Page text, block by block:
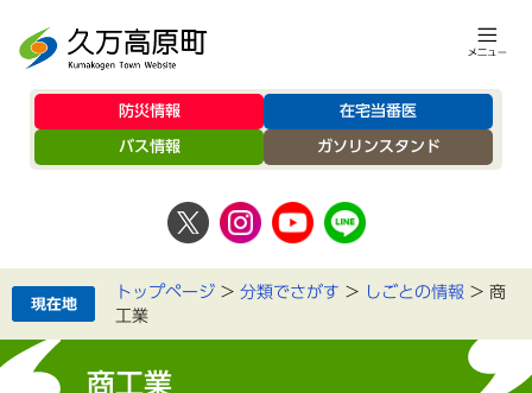
防災情報 在宅当番医
バス情報 ガソリンスタンド
トップページ > 分類でさがす > しごとの情報 > 商
工業
商工業